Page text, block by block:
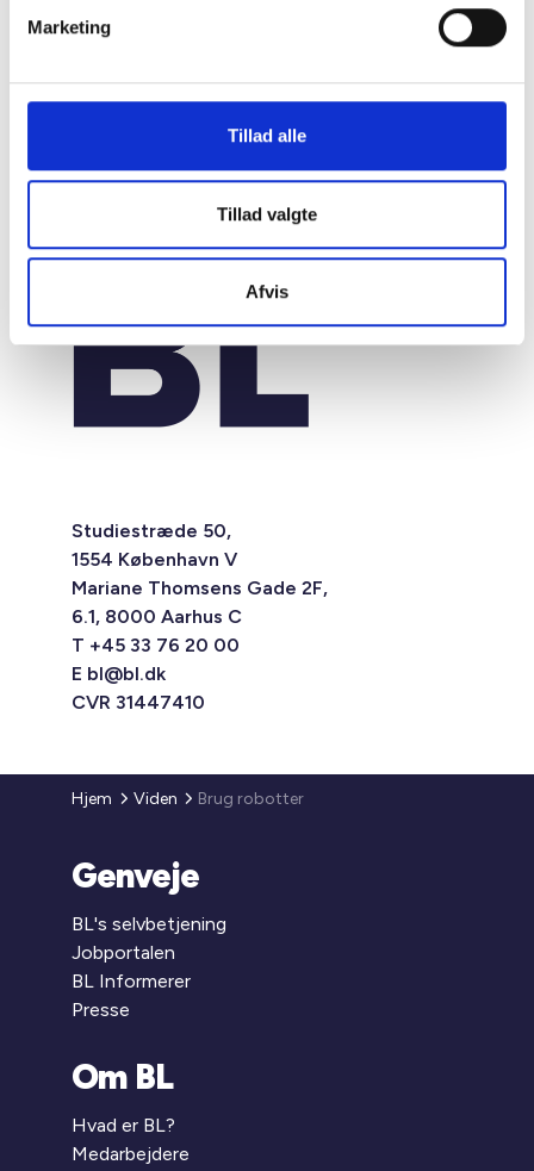
Marketing
Tillad alle
Tillad valgte
Afvis
Studiestræde 50,
1554 København V
Mariane Thomsens Gade 2F,
6.1, 8000 Aarhus C
T +45 33 76 20 00
E bl@bl.dk
CVR 31447410
Hjem Viden Brug robotter
Genveje
BL's selvbetjening
Jobportalen
BL Informerer
Presse
Om BL
Hvad er BL?
Medarbejdere